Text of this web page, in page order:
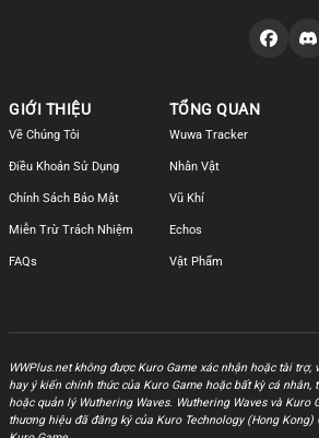
GIỚI THIỆU
Về Chúng Tôi
Điều Khoản Sử Dụng
Chính Sách Bảo Mật
Miễn Trừ Trách Nhiệm
FAQs
TỔNG QUAN
Wuwa Tracker
Nhân Vật
Vũ Khí
Echos
Vật Phẩm
WWPlus.net không được Kuro Game xác nhận hoặc tài
hay ý kiến chính thức của Kuro Game hoặc bất kỳ cá
hoặc quản lý Wuthering Waves. Wuthering Waves và Kuro
thương hiệu đã đăng ký của Kuro Technology (Hong Kong)